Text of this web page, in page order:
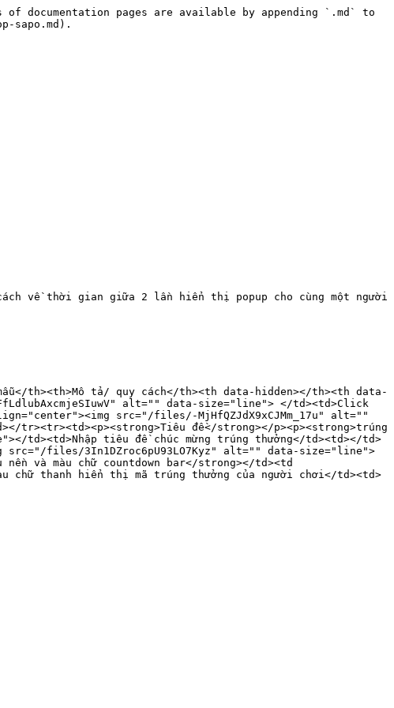
documentation pages are available by appending `.md` to
sapo.md).
về thời gian giữa 2 lần hiển thị popup cho cùng một người
th><th>Mô tả/ quy cách</th><th data-hidden></th><th data-
alt="" data-size="line"> </td><td>Click
src="/files/-MjHfQZJdX9xCJMm_17u" alt=""
tr><tr><td><p><strong>Tiêu đề</strong></p><p><strong>trúng
td><td>Nhập tiêu đề chúc mừng trúng thưởng</td><td></td>
src="/files/3In1DZroc6pU93LO7Kyz" alt="" data-size="line">
và màu chữ countdown bar</strong></td><td
chữ thanh hiển thị mã trúng thưởng của người chơi</td><td>